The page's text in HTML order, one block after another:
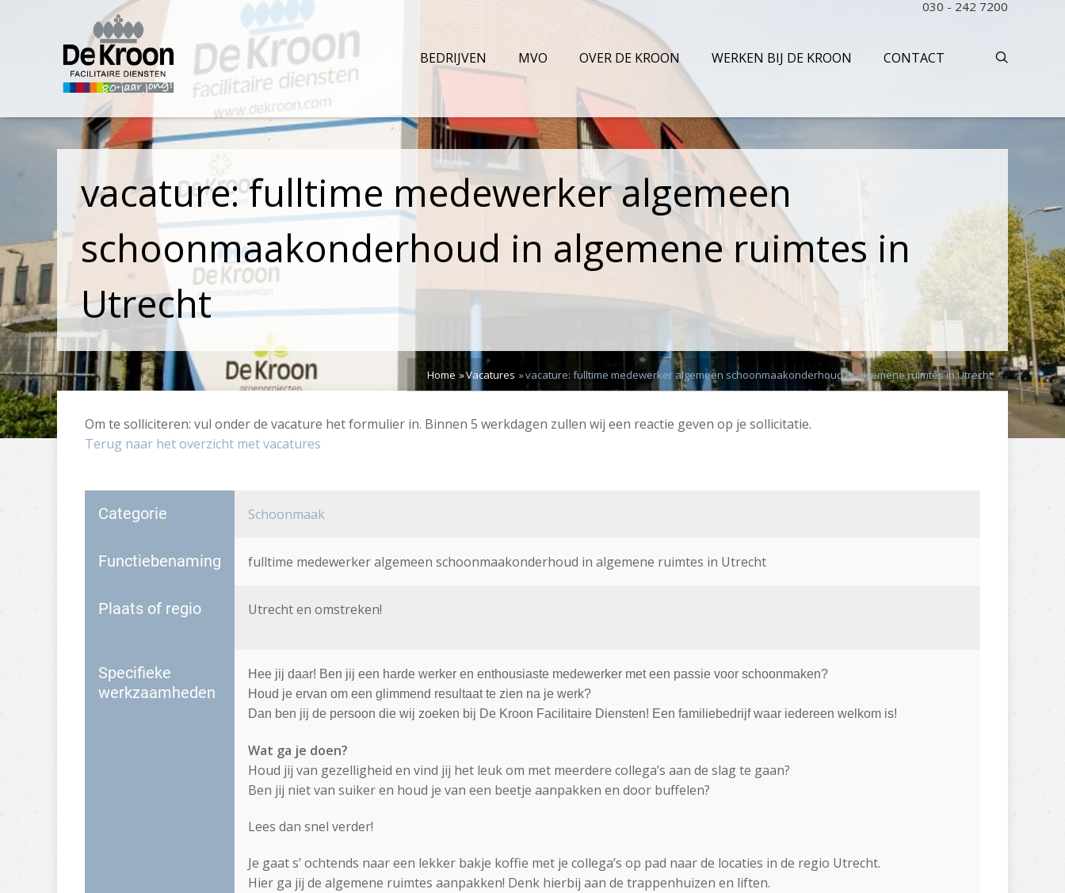
BEDRIJVEN MVO OVER DE KROON WERKEN BIJ DE KROON CONTACT
030 - 242 7200
vacature: fulltime medewerker algemeen
schoonmaakonderhoud in algemene ruimtes in
Utrecht
Home Vacatures vacature: fulltime medewerker algemeen schoonmaakonderhoud in algemene ruimtes in Utrecht
Om te solliciteren: vul onder de vacature het formulier in. Binnen 5 werkdagen zullen wij een reactie geven op je sollicitatie.
Terug naar het overzicht met vacatures
Categorie Schoonmaak
Functiebenaming fulltime medewerker algemeen schoonmaakonderhoud in algemene ruimtes in Utrecht
Plaats of regio Utrecht en omstreken!
Specifieke
werkzaamheden
Hee jij daar! Ben jij een harde werker en enthousiaste medewerker met een passie voor schoonmaken?
Houd je ervan om een glimmend resultaat te zien na je werk?
Dan ben jij de persoon die wij zoeken bij De Kroon Facilitaire Diensten! Een familiebedrijf waar iedereen welkom is!
Wat ga je doen?
Houd jij van gezelligheid en vind jij het leuk om met meerdere collega’s aan de slag te gaan?
Ben jij niet van suiker en houd je van een beetje aanpakken en door buffelen?
Lees dan snel verder!
Je gaat s’ ochtends naar een lekker bakje koffie met je collega’s op pad naar de locaties in de regio Utrecht.
Hier ga jij de algemene ruimtes aanpakken! Denk hierbij aan de trappenhuizen en liften.